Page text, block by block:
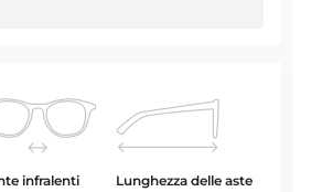
infralenti
Lunghezza delle aste